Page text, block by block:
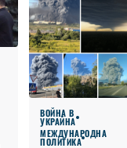
ВОЙНА В
УКРАЙНА
МЕЖДУНАРОДНА
ПОЛИТИКА